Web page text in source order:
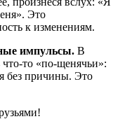
Это
к изменениям.
импульсы. В
то «по-щенячьи»:
без причины. Это